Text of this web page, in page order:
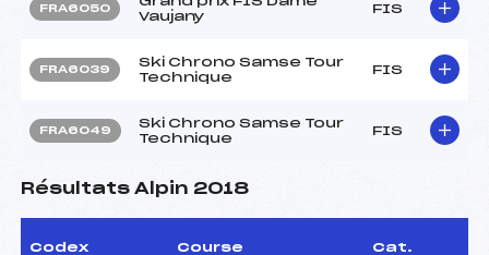
FRA6050
Vaujany
FIS
FRA6039
Ski Chrono Samse Tour
Technique
FIS
FRA6049
Ski Chrono Samse Tour
Technique
FIS
Résultats Alpin 2018
Codex Course Cat.